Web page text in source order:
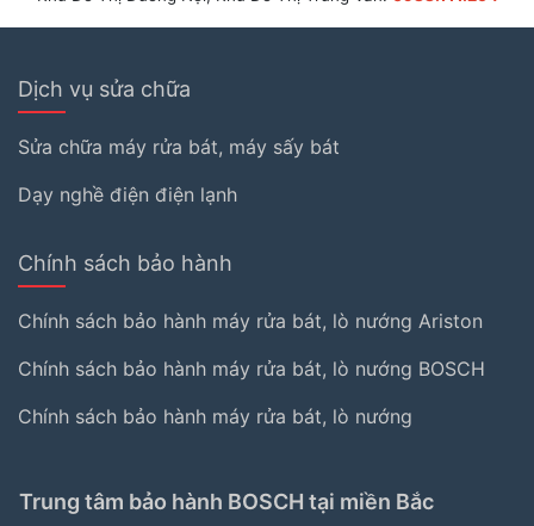
Dịch vụ sửa chữa
Sửa chữa máy rửa bát, máy sấy bát
Dạy nghề điện điện lạnh
Chính sách bảo hành
Chính sách bảo hành máy rửa bát, lò nướng Ariston
Chính sách bảo hành máy rửa bát, lò nướng BOSCH
Chính sách bảo hành máy rửa bát, lò nướng
Trung tâm bảo hành BOSCH tại miền Bắc